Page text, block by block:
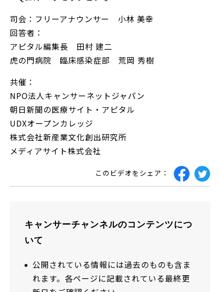
司会：フリーアナウンサー 小林 美幸
回答者：
アピタル編集長 田村 建二
虎の門病院 臨床感染症部 荒岡 秀樹
共催：
NPO法人キャンサーネットジャパン
朝日新聞の医療サイト・アピタル
UDXオープンカレッジ
株式会社新産業文化創出研究所
メディアサイト株式会社
このビデオをシェア：
キャンサーチャンネルのコンテンツにつ
いて
公開されている情報には過去のものも含ま
れます。各ページに記載されている最終更